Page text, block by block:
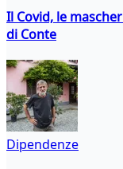
Il Covid, le
di Conte
Dipendenze